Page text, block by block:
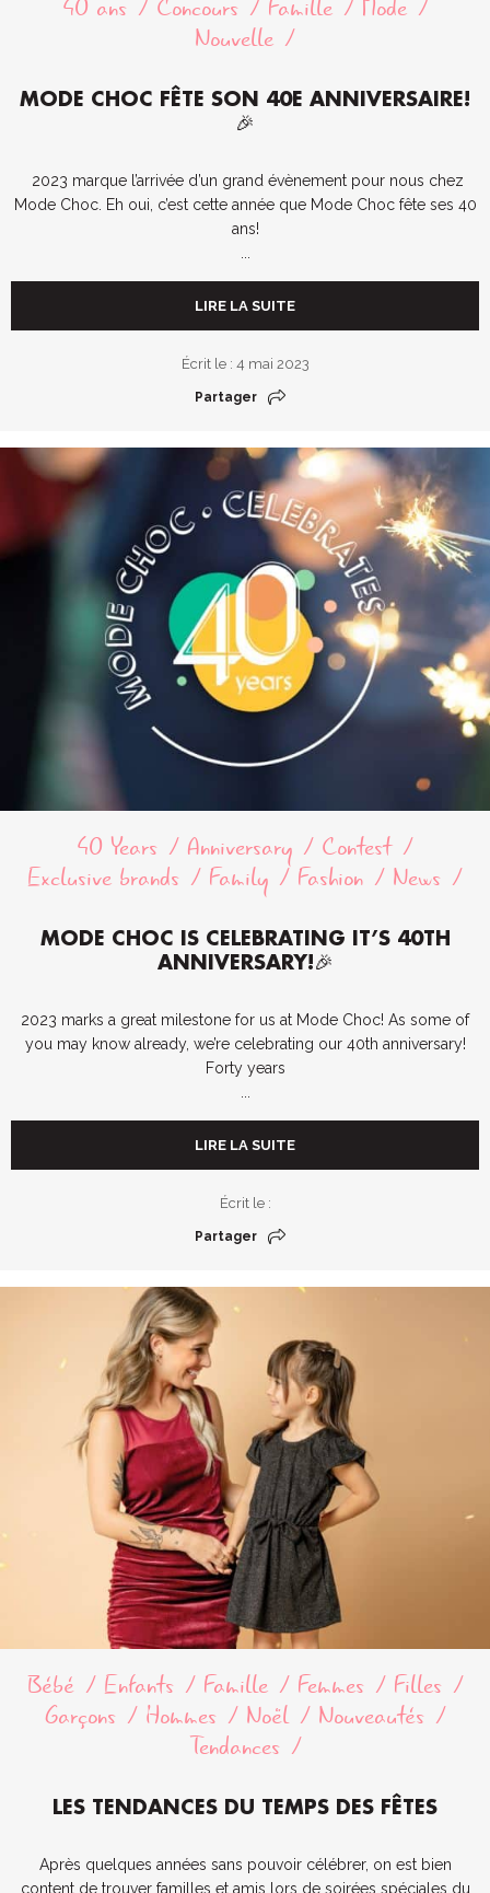
40 ans Concours Famille
Mode
Nouvelle
MODE CHOC FÊTE SON 40E ANNIVERSAIRE!
🎉
2023 marque l’arrivée d’un grand évènement pour nous chez
Mode Choc. Eh oui, c’est cette année que Mode Choc fête ses 40
ans!
LIRE LA SUITE
Écrit le : 4 mai 2023
Partager
40 Years Anniversary
Contest
Exclusive brands
Family Fashion News
MODE CHOC IS CELEBRATING IT’S 40TH
ANNIVERSARY!🎉
2023 marks a great milestone for us at Mode Choc! As some of
you may know already, we’re celebrating our 40th anniversary!
Forty years
LIRE LA SUITE
Écrit le :
Partager
Bébé Enfants Famille Femmes
Filles
Garçons
Hommes Noël
Nouveautés
Tendances
LES TENDANCES DU TEMPS DES FÊTES
Après quelques années sans pouvoir célébrer, on est bien
content de trouver familles et amis lors de soirées spéciales du